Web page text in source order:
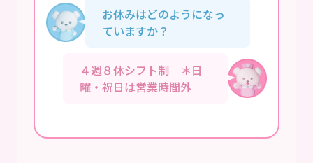
お休みはどのようになっ
ていますか？
４週８休シフト制 ＊日
曜・祝日は営業時間外